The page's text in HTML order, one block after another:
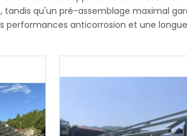
traqueur solaire 1 de KST-2PM
tandis qu'un pré-assemblage maximal
anticorrosion et une
de sol et peuvent être installés sur des
facile.Nos supports verticaux au sol
utilisation optimale des terres.